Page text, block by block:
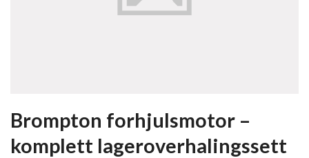
Brompton forhjulsmotor –
komplett lageroverhalingssett